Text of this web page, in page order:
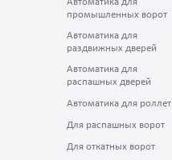
промышленных ворот
Автоматика для
раздвижных дверей
Автоматика для
распашных дверей
Автоматика для роллет
Для распашных ворот
Для откатных ворот